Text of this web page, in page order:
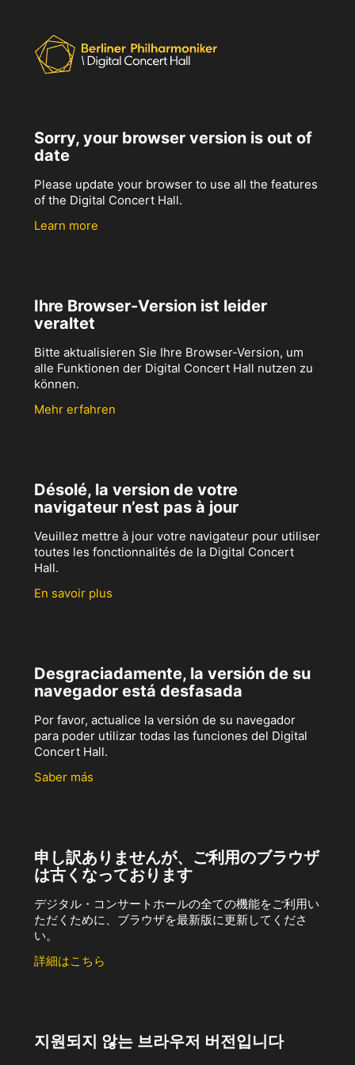
Sorry, your browser version is out of
date
Please update your browser to use all the features
of the Digital Concert Hall.
Learn more
Ihre Browser-Version ist leider
veraltet
Bitte aktualisieren Sie Ihre Browser-Version, um
alle Funktionen der Digital Concert Hall nutzen zu
können.
Mehr erfahren
Désolé, la version de votre
navigateur n’est pas à jour
Veuillez mettre à jour votre navigateur pour utiliser
toutes les fonctionnalités de la Digital Concert
Hall.
En savoir plus
Desgraciadamente, la versión de su
navegador está desfasada
Por favor, actualice la versión de su navegador
para poder utilizar todas las funciones del Digital
Concert Hall.
Saber más
申し訳ありませんが、ご利用のブラウザ
は古くなっております
デジタル・コンサートホールの全ての機能をご利用い
ただくために、ブラウザを最新版に更新してくださ
い。
詳細はこちら
지원되지 않는 브라우저 버전입니다